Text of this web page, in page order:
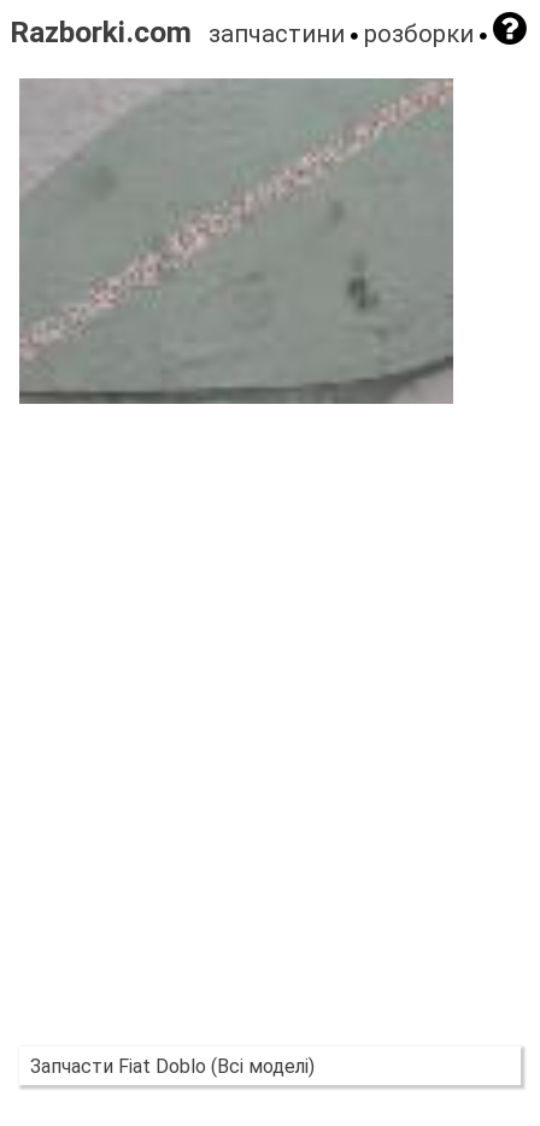
Razborki.com запчастини розборки
Запчасти Fiat Doblo (Всі моделі)